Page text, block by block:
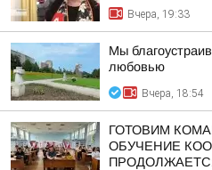
Вчера, 19:33
Мы
любовью
Вчера, 18:54
ГОТОВИМ
ОБУЧЕНИЕ